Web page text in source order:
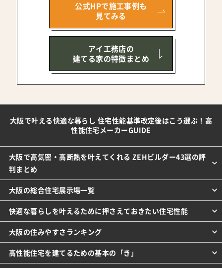
公式HPで施工事例も
見てみる
アイ工務店の
建てる家の特徴まとめ
大阪で叶える快適な暮らし 住宅性能基準改定後はこう選ぶ！高
性能住宅メーカーGUIDE
大阪で高気密・高断熱を叶えてくれる ZEHビルダー43選の評
判まとめ
大阪の総合住宅展示場一覧
快適な暮らしを叶えるために押さえておきたい住宅性能
大阪の住みやすさランキング
高性能住宅を建てるための基本の「き」